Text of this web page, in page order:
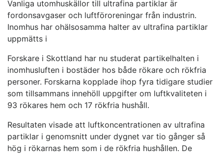
Vanliga utomhuskällor till ultrafina partiklar är
fordonsavgaser och luftföroreningar från industrin.
Inomhus har ohälsosamma halter av ultrafina partiklar
uppmätts i
Forskare i Skottland har nu studerat partikelhalten i
inomhusluften i bostäder hos både rökare och rökfria
personer. Forskarna kopplade ihop fyra tidigare studier
som tillsammans innehöll uppgifter om luftkvaliteten i
93 rökares hem och 17 rökfria hushåll.
Resultaten visade att luftkoncentrationen av ultrafina
partiklar i genomsnitt under dygnet var tio gånger så
hög i rökarnas hem som i de rökfria hushållen. De